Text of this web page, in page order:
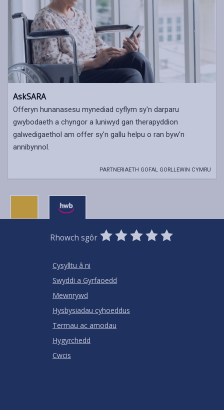
AskSARA
Offeryn hunanasesu mynediad cyflym sy'n darparu
gwybodaeth a chyngor a luniwyd gan therapyddion
galwedigaethol am offer sy'n gallu helpu o ran byw'n
annibynnol.
PARTNERIAETH GOFAL GORLLEWIN CYMRU
Rhowch sgôr
0
Stars
1
Star
2
Stars
3
Stars
4
Stars
5
Stars
Cysylltu â ni
Swyddi a Gyrfaoedd
Mewnrywd
Hysbysiadau cyhoeddus
Termau ac amodau
Hygyrchedd
Cwcis